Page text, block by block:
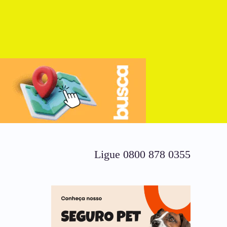
Ligue 0800 878 0355